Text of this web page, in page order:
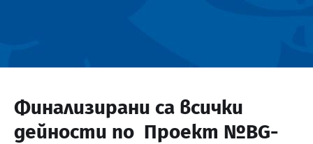
Финализирани са всички
дейности по Проект №BG-